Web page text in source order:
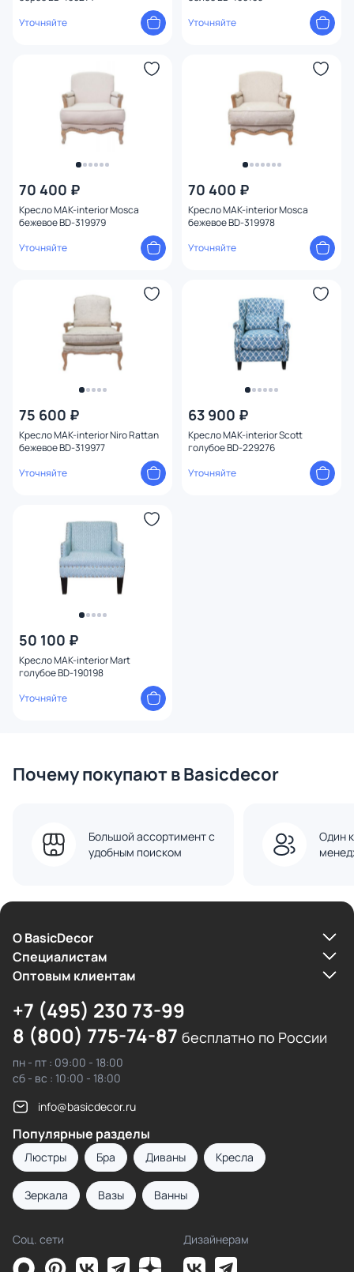
Уточняйте
Уточняйте
70 400 ₽
Кресло MAK-interior Mosca
бежевое BD-319979
Уточняйте
70 400 ₽
Кресло MAK-interior Mosca
бежевое BD-319978
Уточняйте
75 600 ₽
Кресло MAK-interior Niro Rattan
бежевое BD-319977
Уточняйте
63 900 ₽
Кресло MAK-interior Scott
голубое BD-229276
Уточняйте
50 100 ₽
Кресло MAK-interior Mart
голубое BD-190198
Уточняйте
Почему покупают в Basicdecor
Большой ассортимент с
удобным поиском
Один
О BasicDecor
Cпециалистам
Оптовым клиентам
+7 (495) 230 73-99
8 (800) 775-74-87 бесплатно по России
пн - пт : 09:00 - 18:00
сб - вс : 10:00 - 18:00
info@basicdecor.ru
Популярные разделы
Люстры Бра Диваны Кресла
Зеркала Вазы Ванны
Соц. сети Дизайнерам